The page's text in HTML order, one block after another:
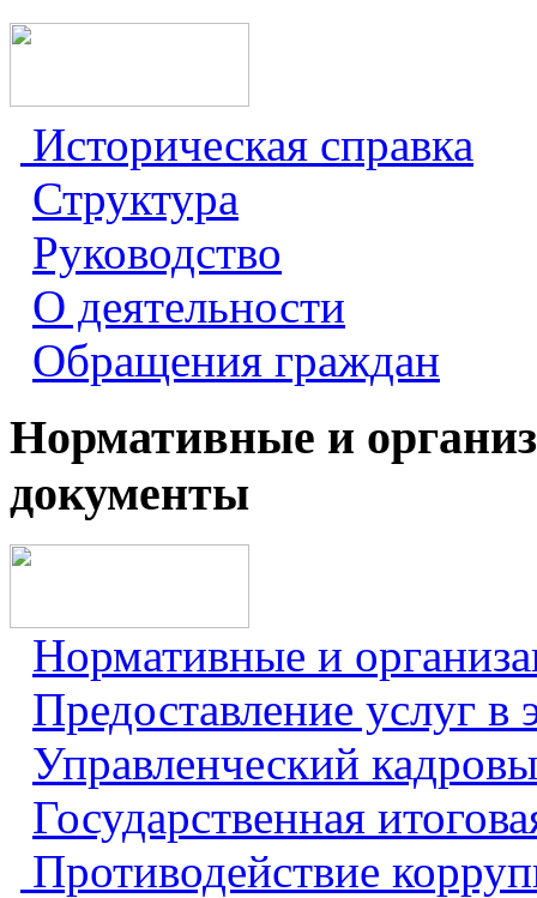
Историческая справка
Структура
Руководство
О деятельности
Обращения граждан
Нормативные и
документы
Нормативные и
Предоставление услуг в
Управленческий
Государственная
Противодействие